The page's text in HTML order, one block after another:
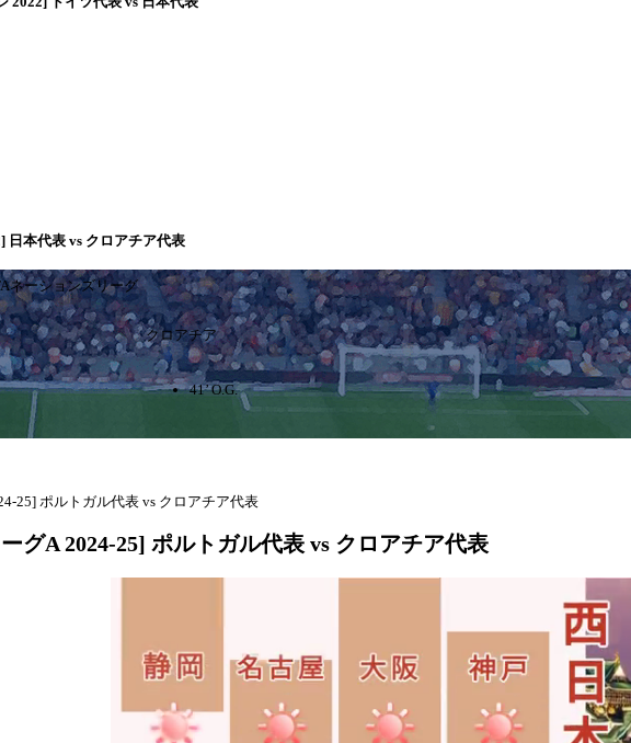
日本代表 vs クロアチア代表
ネーションズリーグ
クロアチア
41’ O.G.
25] ポルトガル代表 vs クロアチア代表
グA 2024-25] ポルトガル代表 vs クロアチア代表